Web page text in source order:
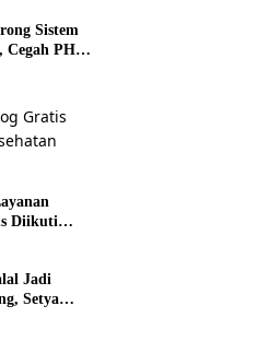
Sistem
Cegah PHK
Diikuti
Jadi
Setya